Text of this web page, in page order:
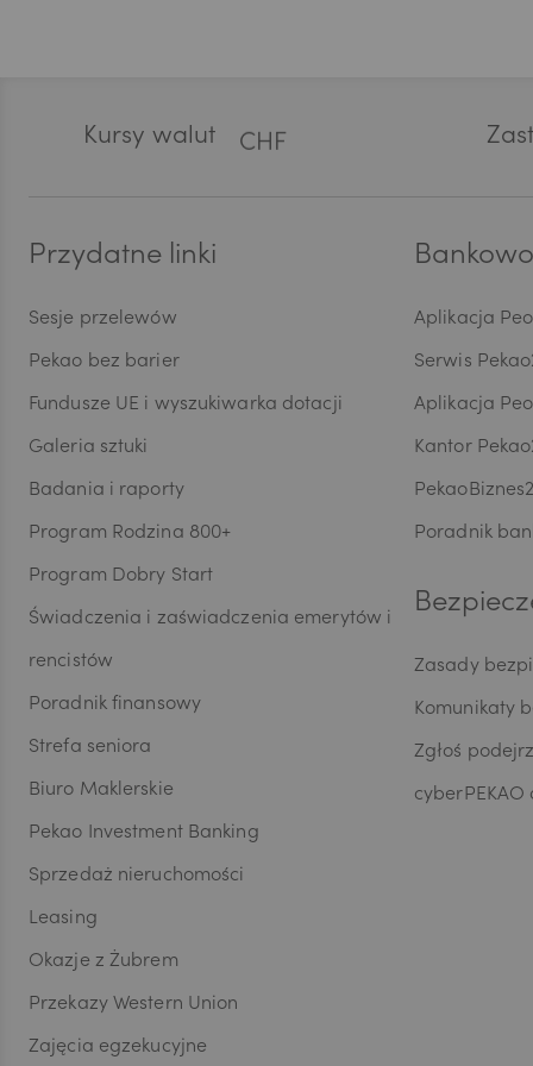
są
w
Kursy walut CHF
DKK
Przydatne linki
Sesje przelewów
Pekao bez barier
Fundusze UE i wyszukiwarka dotacji
Galeria sztuki
Badania i raporty
Program Rodzina 800+
Program Dobry Start
Świadczenia i zaświadczenia emerytów i
rencistów
Poradnik finansowy
Strefa seniora
Biuro Maklerskie
Pekao Investment Banking
Sprzedaż nieruchomości
Leasing
Okazje z Żubrem
Przekazy Western Union
Zajęcia egzekucyjne
Aplikacja
Serwis
Aplikacja
Kantor
Poradnik
Zasady
Komunikaty
Zgłoś
cyberPEKAO